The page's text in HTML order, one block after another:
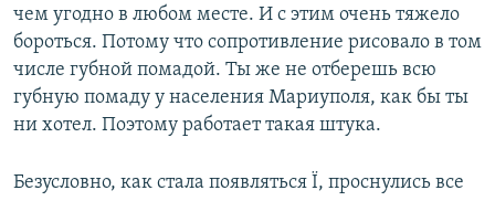
чем угодно в любом месте. И с этим очень тяжело
бороться. Потому что сопротивление рисовало в том
числе губной помадой. Ты же не отберешь всю
губную помаду у населения Мариуполя, как бы ты
ни хотел. Поэтому работает такая штука.
Безусловно, как стала появляться Ї, проснулись все